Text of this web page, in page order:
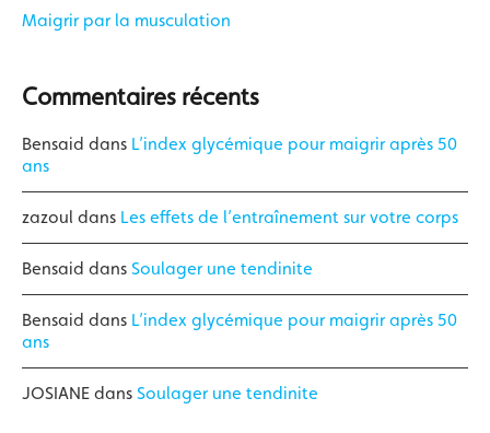
Maigrir par la musculation
Commentaires récents
Bensaid dans L’index glycémique pour maigrir après 50
ans
zazoul dans Les effets de l’entraînement sur votre corps
Bensaid dans Soulager une tendinite
Bensaid dans L’index glycémique pour maigrir après 50
ans
JOSIANE dans Soulager une tendinite